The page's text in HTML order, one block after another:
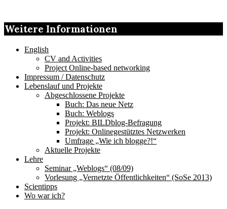
Weitere Informationen
English
CV and Activities
Project Online-based networking
Impressum / Datenschutz
Lebenslauf und Projekte
Abgeschlossene Projekte
Buch: Das neue Netz
Buch: Weblogs
Projekt: BILDblog-Befragung
Projekt: Onlinegestütztes Netzwerken
Umfrage „Wie ich blogge?!“
Aktuelle Projekte
Lehre
Seminar „Weblogs“ (08/09)
Vorlesung „Vernetzte Öffentlichkeiten“ (SoSe 2013)
Scientipps
Wo war ich?